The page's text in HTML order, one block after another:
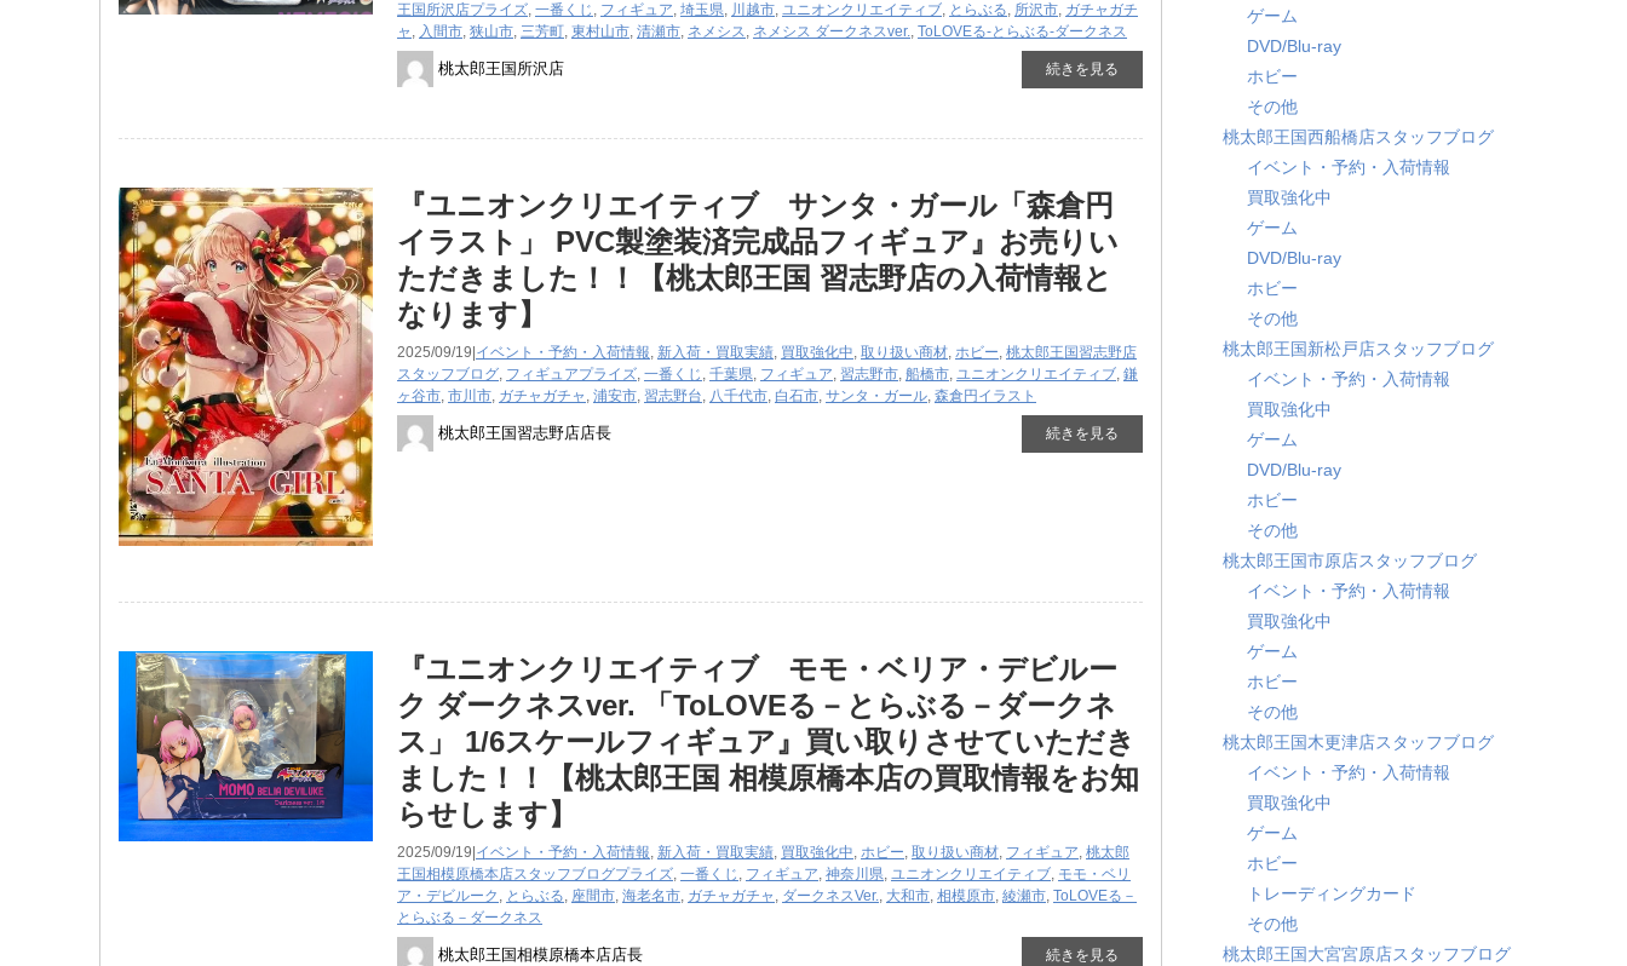
王国所沢店プライズ, 一番くじ , フィギュア, 埼玉県, 川越市, ユニオンクリエイティブ, とらぶる, 所沢市, ガチャガチ
ャ , 入間市, 狭山市, 三芳町, 東村山市, 清瀬市, ネメシス, ネメシス ダークネスver., ToLOVEる-とらぶる-ダークネス
桃太郎王国所沢店 続きを見る
『ユニオンクリエイティブ サンタ・ガール「森倉円
イラスト」 PVC製塗装済完成品フィギュア』お売りい
ただきました！！【桃太郎王国 習志野店の入荷情報と
なります】
2025/09/19| イベント・予約・入荷情報, 新入荷・買取実績, 買取強化中, 取り扱い商材, ホビー, 桃太郎王国習志野店
スタッフブログ, フィギュアプライズ, 一番くじ , 千葉県, フィギュア, 習志野市, 船橋市, ユニオンクリエイティブ, 鎌
ヶ谷市, 市川市, ガチャガチャ , 浦安市, 習志野台, 八千代市, 白石市, サンタ・ガール, 森倉円イラスト
桃太郎王国習志野店店長 続きを見る
『ユニオンクリエイティブ モモ・ベリア・デビルー
ク ダークネスver. 「ToLOVEる－とらぶる－ダークネ
ス」 1/6スケールフィギュア』買い取りさせていただき
ました！！【桃太郎王国 相模原橋本店の買取情報をお知
らせします】
2025/09/19|イベント・予約・入荷情報, 新入荷・買取実績, 買取強化中, ホビー, 取り扱い商材, フィギュア, 桃太郎
王国相模原橋本店スタッフブログプライズ, 一番くじ , フィギュア, 神奈川県, ユニオンクリエイティブ, モモ・ベリ
ア・デビルーク , とらぶる, 座間市, 海老名市, ガチャガチャ , ダークネスVer., 大和市, 相模原市, 綾瀬市, ToLOVEる－
とらぶる－ダークネス
桃太郎王国相模原橋本店店長 続きを見る
ゲーム
DVD/Blu-ray
ホビー
その他
桃太郎王国西船橋店スタッフブログ
イベント・予約・入荷情報
買取強化中
ゲーム
DVD/Blu-ray
ホビー
その他
桃太郎王国新松戸店スタッフブログ
イベント・予約・入荷情報
買取強化中
ゲーム
DVD/Blu-ray
ホビー
その他
桃太郎王国市原店スタッフブログ
イベント・予約・入荷情報
買取強化中
ゲーム
ホビー
その他
桃太郎王国木更津店スタッフブログ
イベント・予約・入荷情報
買取強化中
ゲーム
ホビー
トレーディングカード
その他
桃太郎王国大宮宮原店スタッフブログ